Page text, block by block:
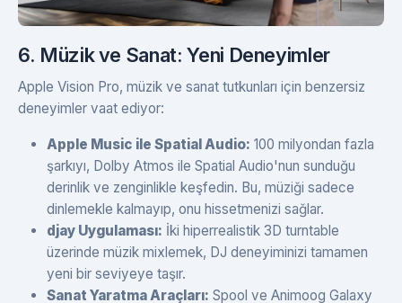
6. Müzik ve Sanat: Yeni Deneyimler
Apple Vision Pro, müzik ve sanat tutkunları için benzersiz
deneyimler vaat ediyor:
Apple Music ile Spatial Audio: 100 milyondan fazla
şarkıyı, Dolby Atmos ile Spatial Audio'nun sunduğu
derinlik ve zenginlikle keşfedin. Bu, müziği sadece
dinlemekle kalmayıp, onu hissetmenizi sağlar.
djay Uygulaması: İki hiperrealistik 3D turntable
üzerinde müzik mixlemek, DJ deneyiminizi tamamen
yeni bir seviyeye taşır.
Sanat Yaratma Araçları: Spool ve Animoog Galaxy